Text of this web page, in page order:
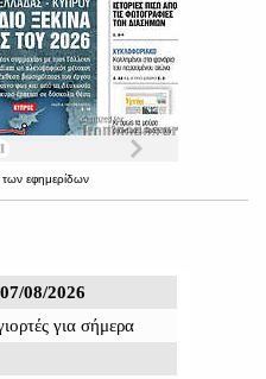
των εφημερίδων